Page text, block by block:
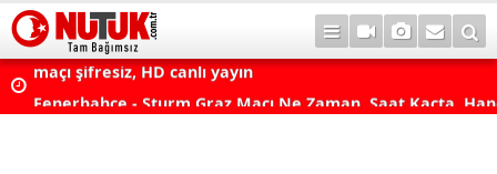
Fenerbahçe - Sturm Graz Maçı Ne Zaman, Saat Kaçta,